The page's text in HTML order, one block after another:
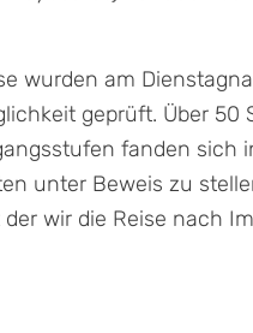
wurden am
geprüft. Über 50
fanden sich
unter Beweis zu
wir die Reise nach